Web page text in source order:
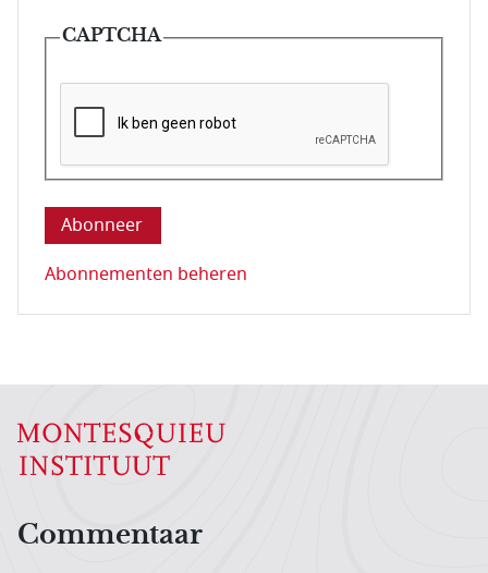
CAPTCHA
Deze vraag is om te controleren dat u een mens
Abonnementen beheren
Hoofdnavigatiemenu
Commentaar